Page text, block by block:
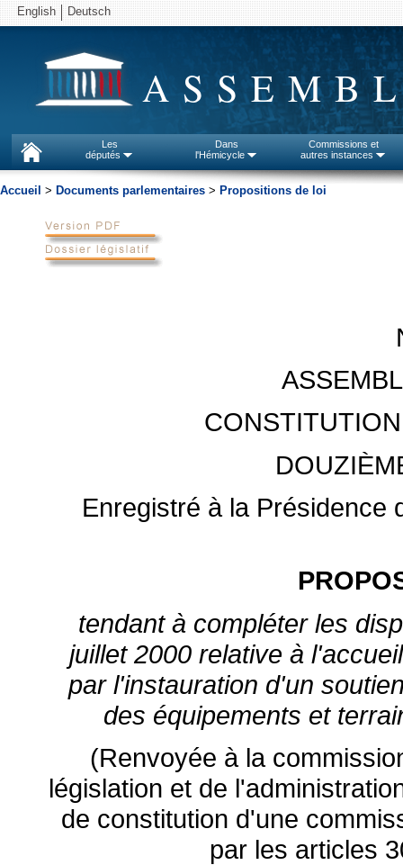
English Deutsch
Les
députés
Dans
l'Hémicycle
Commissions et
autres instances
Accueil > Documents parlementaires > Propositions de loi
Enregistré à la Présidence
tendant à compléter les
juillet 2000 relative à
par l'instauration d'un
des équipements et
(Renvoyée à la
législation et de
de constitution d'une
par les articles